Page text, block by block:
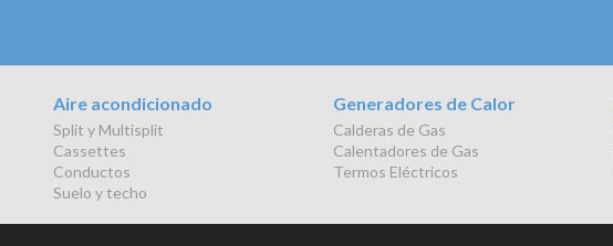
Aire acondicionado
Split y Multisplit
Cassettes
Conductos
Suelo y techo
Generadores de Calor
Calderas de Gas
Calentadores de Gas
Termos Eléctricos